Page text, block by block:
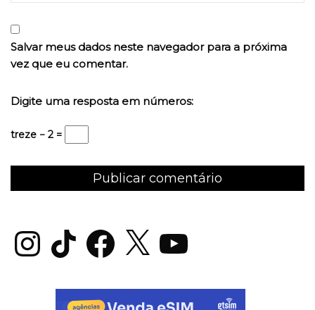
Salvar meus dados neste navegador para a próxima
vez que eu comentar.
Digite uma resposta em números:
treze − 2 =
InstagramTikTok Facebook
X YouTube